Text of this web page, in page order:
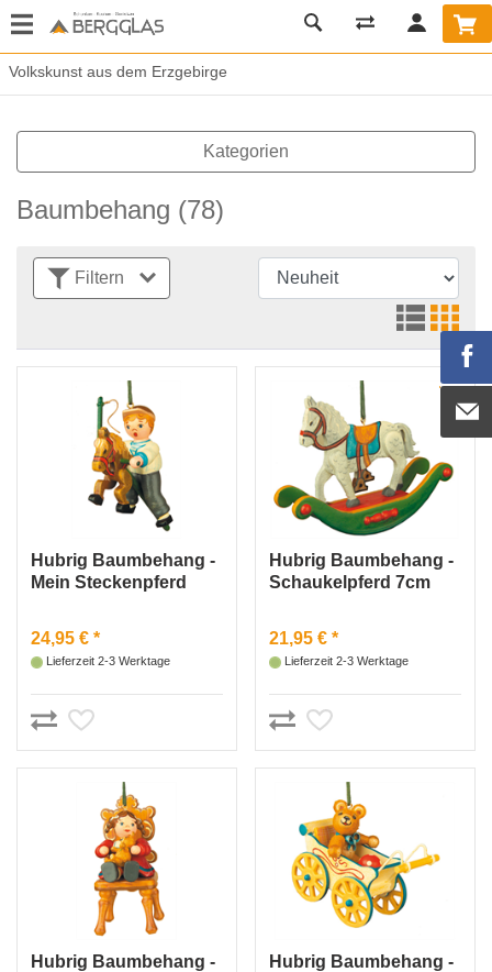
Volkskunst aus dem Erzgebirge
Kategorien
Baumbehang (78)
Filtern
Hubrig Baumbehang -
Mein Steckenpferd
24,95 € *
Lieferzeit 2-3 Werktage
Hubrig Baumbehang -
Schaukelpferd 7cm
21,95 € *
Lieferzeit 2-3 Werktage
Hubrig Baumbehang -
Hubrig Baumbehang -